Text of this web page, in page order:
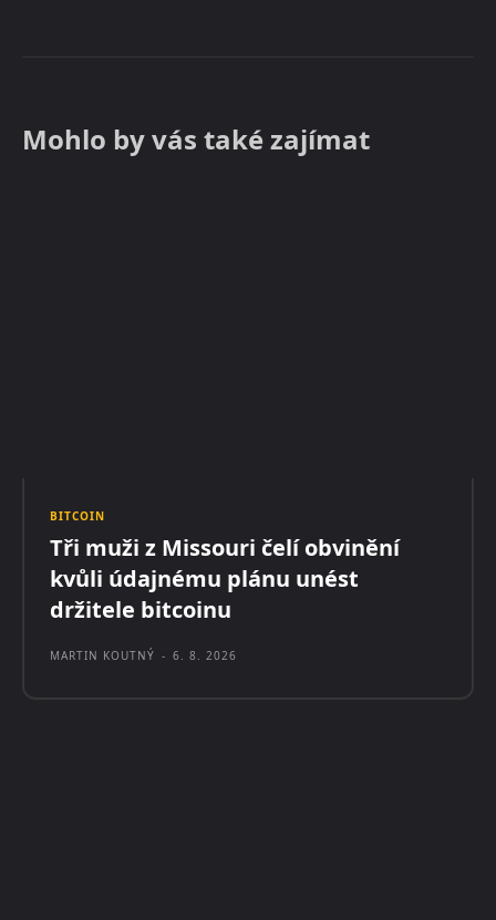
Mohlo by vás také zajímat
BITCOIN
Tři muži z Missouri čelí obvinění
kvůli údajnému plánu unést
držitele bitcoinu
MARTIN KOUTNÝ - 6. 8. 2026